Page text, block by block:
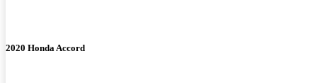
2020 Honda Accord